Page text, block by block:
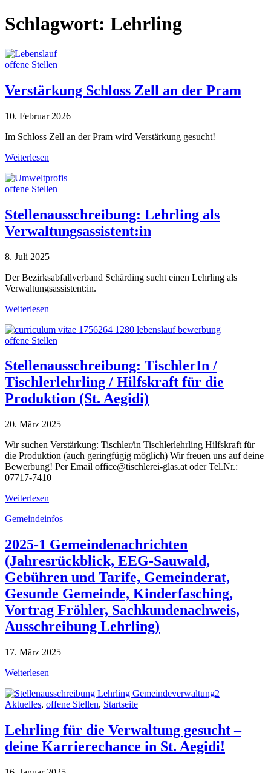
Schlagwort: Lehrling
offene Stellen
Verstärkung Schloss Zell an der Pram
10. Februar 2026
Im Schloss Zell an der Pram wird Verstärkung gesucht!
Weiterlesen
offene Stellen
Stellenausschreibung: Lehrling als
Verwaltungsassistent:in
8. Juli 2025
Der Bezirksabfallverband Schärding sucht einen Lehrling als
Verwaltungsassistent:in.
Weiterlesen
offene Stellen
Stellenausschreibung: TischlerIn /
Tischlerlehrling / Hilfskraft für die
Produktion (St. Aegidi)
20. März 2025
Wir suchen Verstärkung: Tischler/in Tischlerlehrling Hilfskraft für
die Produktion (auch geringfügig möglich) Wir freuen uns auf deine
Bewerbung! Per Email office@tischlerei-glas.at oder Tel.Nr.:
07717-7410
Weiterlesen
Gemeindeinfos
2025-1 Gemeindenachrichten
(Jahresrückblick, EEG-Sauwald,
Gebühren und Tarife, Gemeinderat,
Gesunde Gemeinde, Kinderfasching,
Vortrag Fröhler, Sachkundenachweis,
Ausschreibung Lehrling)
17. März 2025
Weiterlesen
Aktuelles, offene Stellen, Startseite
Lehrling für die Verwaltung gesucht –
deine Karrierechance in St. Aegidi!